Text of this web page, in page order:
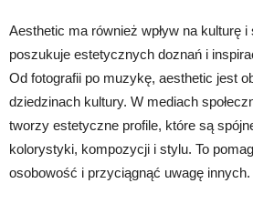
Aesthetic ma również wpływ na kulturę
poszukuje estetycznych doznań i
Od fotografii po muzykę, aesthetic jest
dziedzinach kultury. W mediach
tworzy estetyczne profile, które są
kolorystyki, kompozycji i stylu. To
osobowość i przyciągnąć uwagę innych.